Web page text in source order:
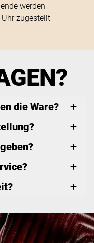
werden
zugestellt
die Ware?